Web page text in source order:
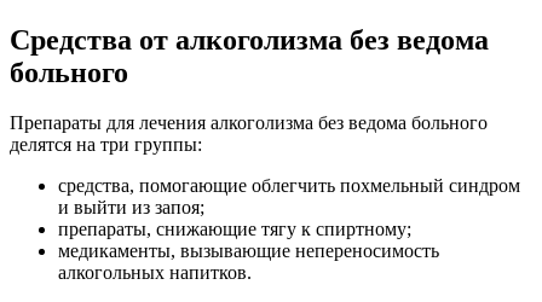
Средства от алкоголизма без ведома
больного
Препараты для лечения алкоголизма без ведома больного
делятся на три группы:
средства, помогающие облегчить похмельный синдром
и выйти из запоя;
препараты, снижающие тягу к спиртному;
медикаменты, вызывающие непереносимость
алкогольных напитков.